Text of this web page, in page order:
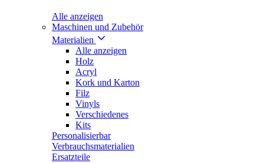
Alle anzeigen
Maschinen und Zubehör
Materialien
Alle anzeigen
Holz
Acryl
Kork und Karton
Filz
Vinyls
Verschiedenes
Kits
Personalisierbar
Verbrauchsmaterialien
Ersatzteile